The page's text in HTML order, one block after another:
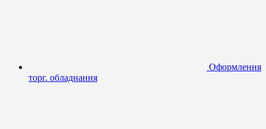
Оформлення
торг. обладнання